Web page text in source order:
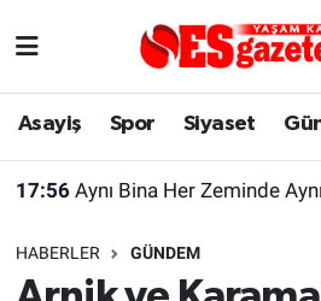
Asayiş Spor Siyaset
17:56 Aynı Bina Her Zeminde
HABERLER GÜNDEM
Asayiş
Gündem
Yaşam
Eskişehirspor Arşivi
Eskişehir Nöbetçi
Süper Lig Puan Durumu ve